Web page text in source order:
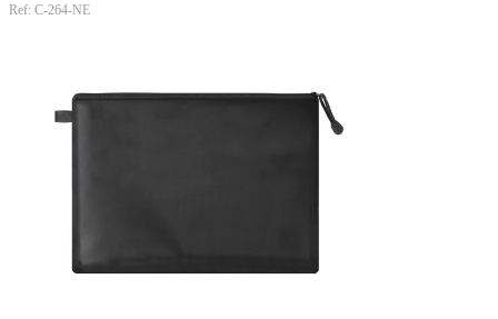
Ref: C-264-NE